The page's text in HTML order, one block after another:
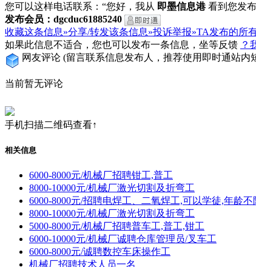
您可以这样电话联系：“您好，我从 即墨信息港看到您发
发布会员：dgcduc61885240
收藏这条信息»分享/转发该条信息»投诉举报»TA发布的所
如果此信息不适合，您也可以发布一条信息，坐等反馈 ？
网友评论 (留言联系信息发布人，推荐使用即时通站内
当前暂无评论
手机扫描二维码查看↑
相关信息
6000-8000元/机械厂招聘钳工,普工
8000-10000元/机械厂激光切割及折弯工
6000-8000元/招聘电焊工、二氧焊工,可以学徒,年龄不
8000-10000元/机械厂激光切割及折弯工
5000-8000元/机械厂招聘普车工,普工,钳工
6000-10000元/机械厂诚聘仓库管理员/叉车工
6000-8000元/诚聘数控车床操作工
机械厂招聘技术人员一名